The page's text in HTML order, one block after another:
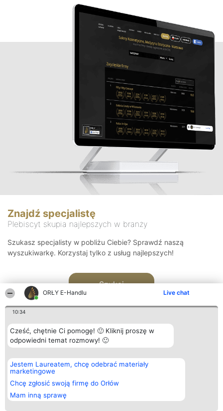
ORŁY E-Handlu Live chat
10:34
Cześć, chętnie Ci pomogę! 🙂 Kliknij proszę w
odpowiedni temat rozmowy! 🙂
Jestem Laureatem, chcę odebrać materiały
marketingowe
Chcę zgłosić swoją firmę do Orłów
Mam inną sprawę
Znajdź specjalistę
Plebiscyt skupia najlepszych w branży
Szukasz specjalisty w pobliżu Ciebie? Sprawdź naszą
wyszukiwarkę. Korzystaj tylko z usług najlepszych!
Szukaj
Organizator plebiscytu
Bright Side Solutions sp. z o.
o. sp. k.
ul. Ruska 22
Wrocław 50-079
KRS 0000749100 | Regon
381313360 | NIP 8943132676
Plebiscyt
Laureaci
wszystkich
Laureatów
Regulamin
Kontakt
Kontakt